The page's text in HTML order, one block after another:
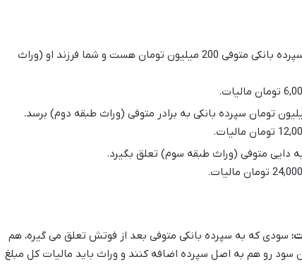
فرض کنید مبلغ سپرده بانکی متوفی 200 میلیون تومان هست و شما فرزند او (وراث
دایی متوفی (وراث طبقه سوم) تعلق بگیرد.
سودی که به سپرده بانکی متوفی بعد از فوتش تعلق می گیره، هم
سود رو هم به اصل سپرده اضافه کنند و وراث باید مالیات کل مبلغ